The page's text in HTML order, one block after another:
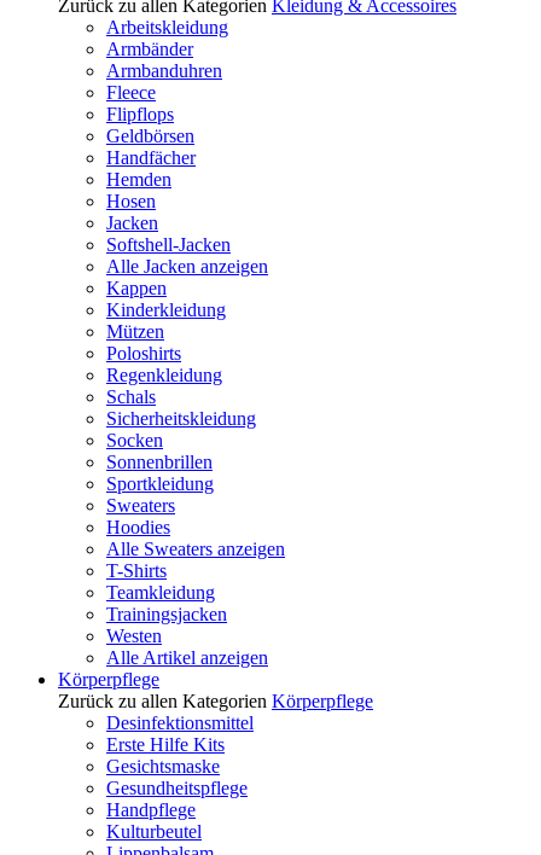
Zurück zu allen Kategorien Kleidung & Accessoires
Arbeitskleidung
Armbänder
Armbanduhren
Fleece
Flipflops
Geldbörsen
Handfächer
Hemden
Hosen
Jacken
Softshell-Jacken
Alle Jacken anzeigen
Kappen
Kinderkleidung
Mützen
Poloshirts
Regenkleidung
Schals
Sicherheitskleidung
Socken
Sonnenbrillen
Sportkleidung
Sweaters
Hoodies
Alle Sweaters anzeigen
T-Shirts
Teamkleidung
Trainingsjacken
Westen
Alle Artikel anzeigen
Körperpflege
Zurück zu allen Kategorien Körperpflege
Desinfektionsmittel
Erste Hilfe Kits
Gesichtsmaske
Gesundheitspflege
Handpflege
Kulturbeutel